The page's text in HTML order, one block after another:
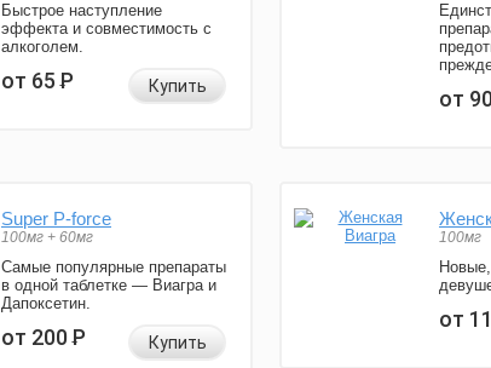
Быстрое наступление
эффекта и совместимость с
алкоголем.
от 65Р Купить от
Super P-force
100мг + 60мг
Самые популярные препараты
в одной таблетке — Виагра и
Дапоксетин.
от 200Р Купить
100мг
от